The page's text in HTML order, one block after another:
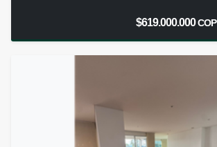
$619.000.000COP